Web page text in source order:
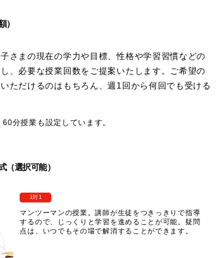
）
さまの現在の学力や目標、性格や学習習慣などの
、必要な授業回数をご提案いたします。ご希望の
ただけるのはもちろん、週1回から何回でも受ける
分授業も設定しています。
（選択可能）
1対1
マンツーマンの授業。講師が生徒をつきっきりで指導
するので、じっくりと学習を進めることが可能。疑問
点は、いつでもその場で解消することができます。